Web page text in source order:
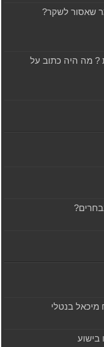
שאסור לשקר?
? מה היה כתוב על
בישוע